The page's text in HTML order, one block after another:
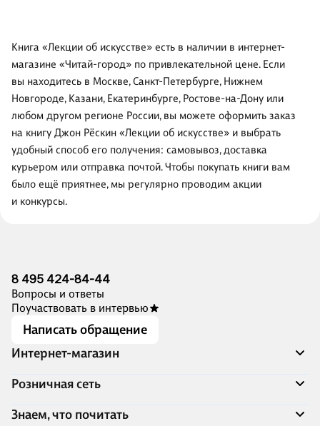
Книга «Лекции об искусстве» есть в наличии в интернет-
магазине «Читай-город» по привлекательной цене. Если
вы находитесь в Москве, Санкт-Петербурге, Нижнем
Новгороде, Казани, Екатеринбурге, Ростове-на-Дону или
любом другом регионе России, вы можете оформить заказ
на книгу Джон Рёскин «Лекции об искусстве» и выбрать
удобный способ его получения: самовывоз, доставка
курьером или отправка почтой. Чтобы покупать книги вам
было ещё приятнее, мы регулярно проводим акции
и конкурсы.
8 495 424-84-44
Вопросы и ответы
Поучаствовать в интервью
Написать обращение
Интернет-магазин
Акции
Доставка и оплата
Розничная сеть
Адреса магазинов
Знаем, что почитать